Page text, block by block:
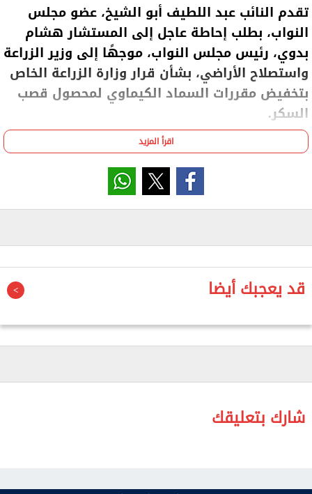
تقدم النائب عبد اللطيف أبو الشيخ، عضو مجلس
النواب، بطلب إحاطة عاجل إلى المستشار هشام
بدوي، رئيس مجلس النواب، موجهًا إلى وزير الزراعة
واستصلاح الأراضي، بشأن قرار وزارة الزراعة الخاص
بتخفيض مقررات السماد الكيماوي لمحصول قصب
السكر.
وأوضح "أبو الشيخ"، في طلب الإحاطة الموجه إلى وزير
الزراعة واستصلاح الأراضي، أن القرار يتضمن خفض حصة
للفدان إلى 5 شكاير فقط، رغم أن المحصول يعد من أهم
في مصر، ويوفر مصدر رزق لآلاف الأسر في محافظات
الصعيد.
وأكد أن القرار يضع مزارعي القصب أمام خيارين أحلاهما
مر، إما زراعة المحصول بإنتاجية منخفضة نتيجة نقص
التسميد، أو اللجوء إلى شراء الأسمدة من السوق الحرة
العائد الاقتصادي للمزارعين.
وحذر عضو مجلس النواب، من أن استمرار هذه السياسة
قد يؤدي إلى عزوف عدد من المزارعين عن زراعة القصب
اقرأ المزيد
قد يعجبك أيضا
شارك بتعليقك